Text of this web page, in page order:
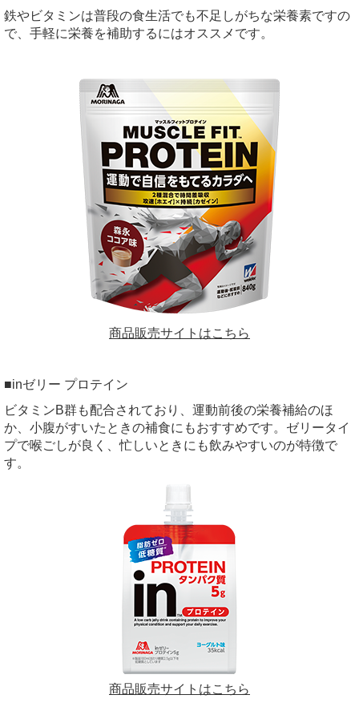
鉄やビタミンは普段の食生活でも不足しがちな栄養素ですの
で、手軽に栄養を補助するにはオススメです。
商品販売サイトはこちら
■inゼリー プロテイン
ビタミンB群も配合されており、運動前後の栄養補給のほ
か、小腹がすいたときの補食にもおすすめです。ゼリータイ
プで喉ごしが良く、忙しいときにも飲みやすいのが特徴で
す。
商品販売サイトはこちら